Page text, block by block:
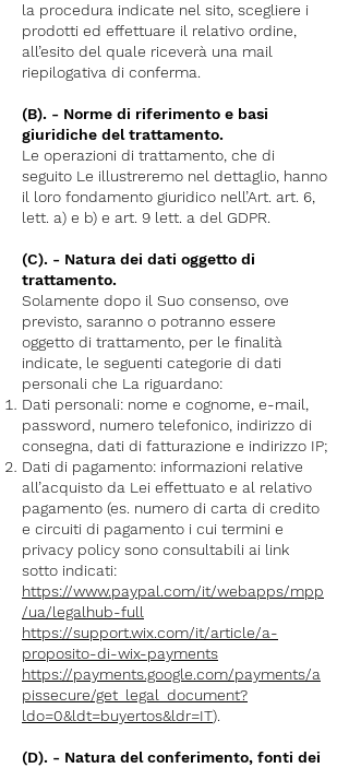
la procedura indicate nel sito, scegliere i
prodotti ed effettuare il relativo ordine,
all’esito del quale riceverà una mail
riepilogativa di conferma.
(B). - Norme di riferimento e basi
giuridiche del trattamento.
Le operazioni di trattamento, che di
seguito Le illustreremo nel dettaglio, hanno
il loro fondamento giuridico nell’Art. art. 6,
lett. a) e b) e art. 9 lett. a del GDPR.
(C). - Natura dei dati oggetto di
trattamento.
Solamente dopo il Suo consenso, ove
previsto, saranno o potranno essere
oggetto di trattamento, per le finalità
indicate, le seguenti categorie di dati
personali che La riguardano:
Dati personali: nome e cognome, e-mail,
password, numero telefonico, indirizzo di
consegna, dati di fatturazione e indirizzo IP;
Dati di pagamento: informazioni relative
all’acquisto da Lei effettuato e al relativo
pagamento (es. numero di carta di credito
e circuiti di pagamento i cui termini e
privacy policy sono consultabili ai link
sotto indicati:
https://www.paypal.com/it/webapps/mpp
/ua/legalhub-full
https://support.wix.com/it/article/a-
proposito-di-wix-payments
https://payments.google.com/payments/a
pissecure/get_legal_document?
ldo=0&ldt=buyertos&ldr=IT).
(D). - Natura del conferimento, fonti dei